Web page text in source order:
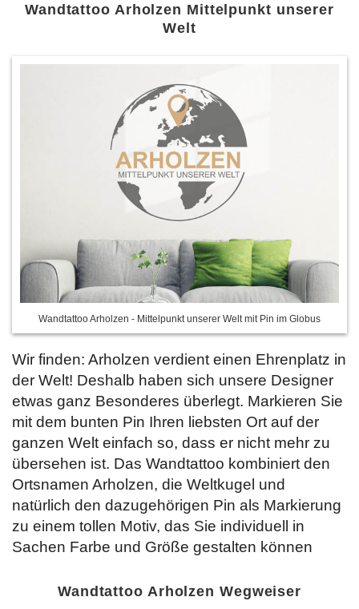
Wandtattoo Arholzen Mittelpunkt unserer
Welt
Wandtattoo Arholzen - Mittelpunkt unserer Welt mit Pin im Globus
Wir finden: Arholzen verdient einen Ehrenplatz in
der Welt! Deshalb haben sich unsere Designer
etwas ganz Besonderes überlegt. Markieren Sie
mit dem bunten Pin Ihren liebsten Ort auf der
ganzen Welt einfach so, dass er nicht mehr zu
übersehen ist. Das Wandtattoo kombiniert den
Ortsnamen Arholzen, die Weltkugel und
natürlich den dazugehörigen Pin als Markierung
zu einem tollen Motiv, das Sie individuell in
Sachen Farbe und Größe gestalten können
Wandtattoo Arholzen Wegweiser